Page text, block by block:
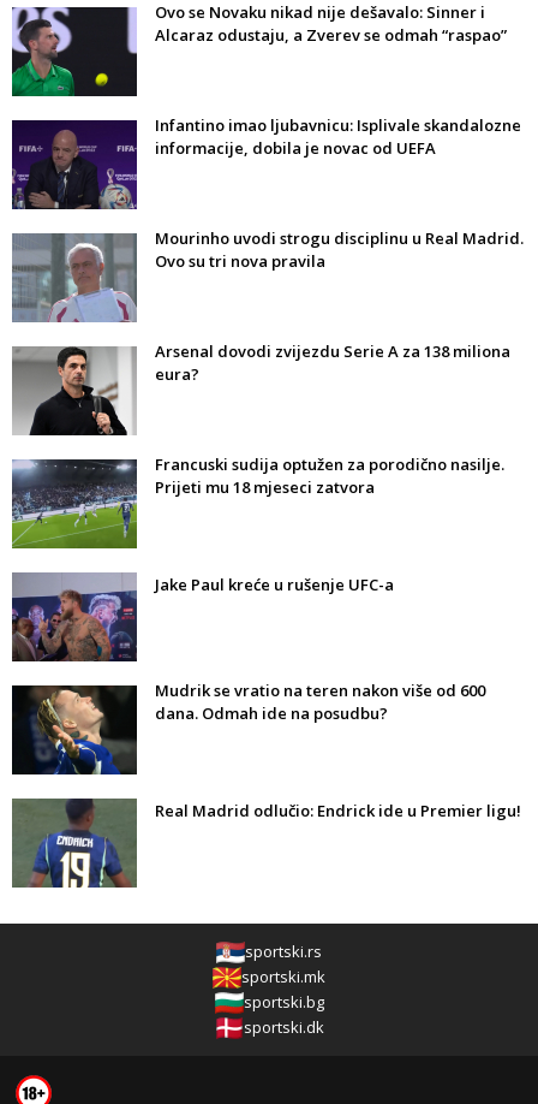
Ovo se Novaku nikad nije dešavalo: Sinner i
Alcaraz odustaju, a Zverev se odmah “raspao”
Infantino imao ljubavnicu: Isplivale skandalozne
informacije, dobila je novac od UEFA
Mourinho uvodi strogu disciplinu u Real Madrid.
Ovo su tri nova pravila
Arsenal dovodi zvijezdu Serie A za 138 miliona
eura?
Francuski sudija optužen za porodično nasilje.
Prijeti mu 18 mjeseci zatvora
Jake Paul kreće u rušenje UFC-a
Mudrik se vratio na teren nakon više od 600
dana. Odmah ide na posudbu?
Real Madrid odlučio: Endrick ide u Premier ligu!
sportski.rs
sportski.mk
sportski.bg
sportski.dk